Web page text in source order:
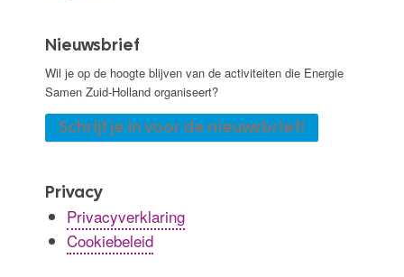
Nieuwsbrief
Wil je op de hoogte blijven van de activiteiten die Energie
Samen Zuid-Holland organiseert?
Schrijf je in voor de nieuwsbrief!
Privacy
Privacyverklaring
Cookiebeleid